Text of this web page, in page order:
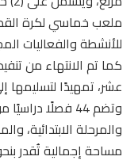
ملعب خماسي لكرة
للأنشطة والفعاليات
كما تم الانتهاء من
عشر، تمهيدًا لتسليمها
وتضم 44 فصلًا
والمرحلة الابتدائية،
مساحة إجمالية تُقدر بنحو 5660 مترًا